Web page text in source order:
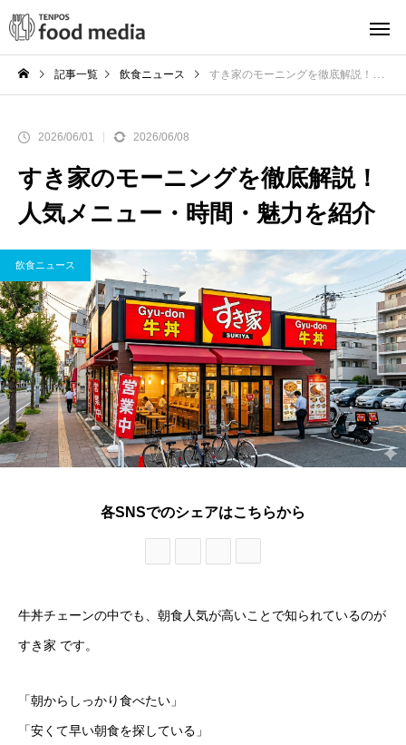
記事一覧 飲食ニュース すき家のモーニングを徹底解説！人気メニュー・時間・魅力を紹介
2026/06/01 2026/06/08
すき家のモーニングを徹底解説！
人気メニュー・時間・魅力を紹介
飲食ニュース
各SNSでのシェアはこちらから
牛丼チェーンの中でも、朝食人気が高いことで知られているのが
すき家 です。
「朝からしっかり食べたい」
「安くて早い朝食を探している」